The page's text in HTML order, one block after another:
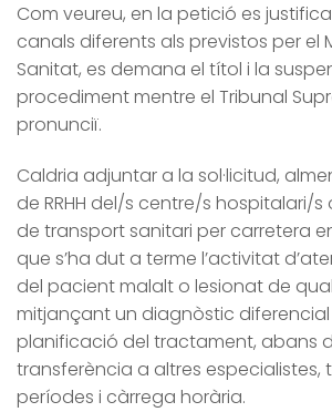
Com veureu, en la petició es
canals diferents als previstos per el
Sanitat, es demana el títol i la
procediment mentre el Tribunal
pronunciï.
Caldria adjuntar a la sol·licitud,
de RRHH del/s centre/s hospitalari/
de transport sanitari per carretera
que s’ha dut a terme l’activitat
del pacient malalt o lesionat de
mitjançant un diagnòstic diferencial
planificació del tractament, abans
transferència a altres especialistes,
períodes i càrrega horària.